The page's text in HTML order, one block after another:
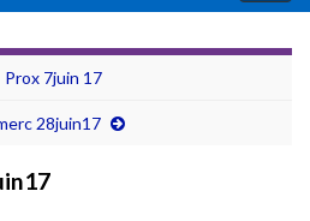
Prox 7juin 17
28juin17